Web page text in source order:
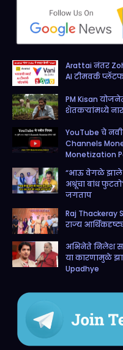
b
o
k
t
a
a
m
t
t
r
Arattai नंतर
AI टीमवर्क
PM Kisan
शेतकऱ्यांमध्ये
YouTube चे
Channels
Monetization
“भाऊ वेगळे झाले
अश्रूंचा बांध
जगताप
Raj Thackeray
राज्य
अभिनेते निलेश
या कारणामुळे
Upadhye